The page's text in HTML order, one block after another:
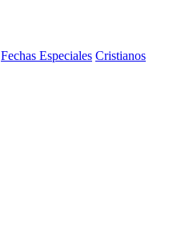
Fechas Especiales Cristianos